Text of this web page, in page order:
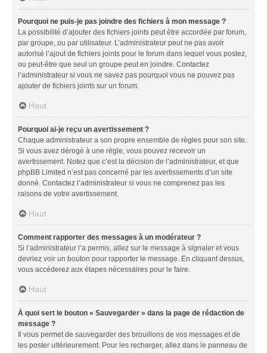
Pourquoi ne puis-je pas joindre des fichiers à mon message ?
La possibilité d’ajouter des fichiers joints peut être accordée par forum,
par groupe, ou par utilisateur. L’administrateur peut ne pas avoir
autorisé l’ajout de fichiers joints pour le forum dans lequel vous postez,
ou peut-être que seul un groupe peut en joindre. Contactez
l’administrateur si vous ne savez pas pourquoi vous ne pouvez pas
ajouter de fichiers joints sur un forum.
Haut
Pourquoi ai-je reçu un avertissement ?
Chaque administrateur a son propre ensemble de règles pour son site.
Si vous avez dérogé à une règle, vous pouvez recevoir un
avertissement. Notez que c’est la décision de l’administrateur, et que
phpBB Limited n’est pas concerné par les avertissements d’un site
donné. Contactez l’administrateur si vous ne comprenez pas les
raisons de votre avertissement.
Haut
Comment rapporter des messages à un modérateur ?
Si l’administrateur l’a permis, allez sur le message à signaler et vous
devriez voir un bouton pour rapporter le message. En cliquant dessus,
vous accéderez aux étapes nécessaires pour le faire.
Haut
À quoi sert le bouton « Sauvegarder » dans la page de rédaction de
message ?
Il vous permet de sauvegarder des brouillons de vos messages et de
les poster ultérieurement. Pour les recharger, allez dans le panneau de